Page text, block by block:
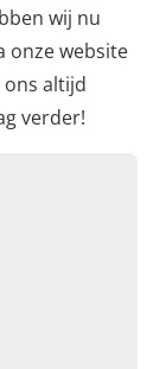
wij nu
onze website
altijd
verder!